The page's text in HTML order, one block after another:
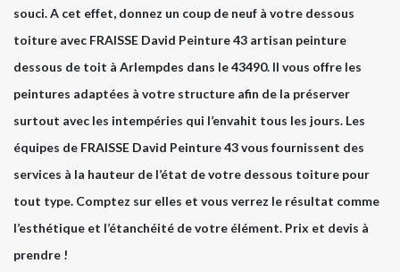
souci. A cet effet, donnez un coup de neuf à votre dessous
toiture avec FRAISSE David Peinture 43 artisan peinture
dessous de toit à Arlempdes dans le 43490. Il vous offre les
peintures adaptées à votre structure afin de la préserver
surtout avec les intempéries qui l’envahit tous les jours. Les
équipes de FRAISSE David Peinture 43 vous fournissent des
services à la hauteur de l’état de votre dessous toiture pour
tout type. Comptez sur elles et vous verrez le résultat comme
l’esthétique et l’étanchéité de votre élément. Prix et devis à
prendre !